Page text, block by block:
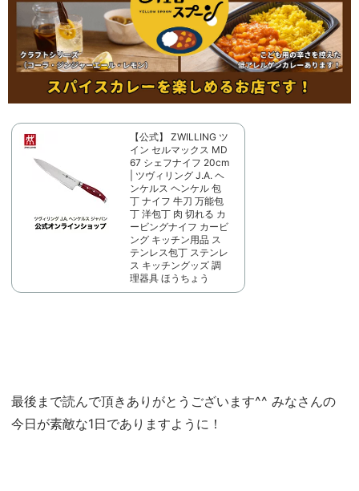
【公式】 ZWILLING ツ
イン セルマックス MD
67 シェフナイフ 20cm
| ツヴィリング J.A. ヘ
ンケルス ヘンケル 包
丁 ナイフ 牛刀 万能包
丁 洋包丁 肉 切れる カ
ービングナイフ カービ
ング キッチン用品 ス
テンレス包丁 ステンレ
ス キッチングッズ 調
理器具 ほうちょう
最後まで読んで頂きありがとうございます^^ みなさんの
今日が素敵な1日でありますように！